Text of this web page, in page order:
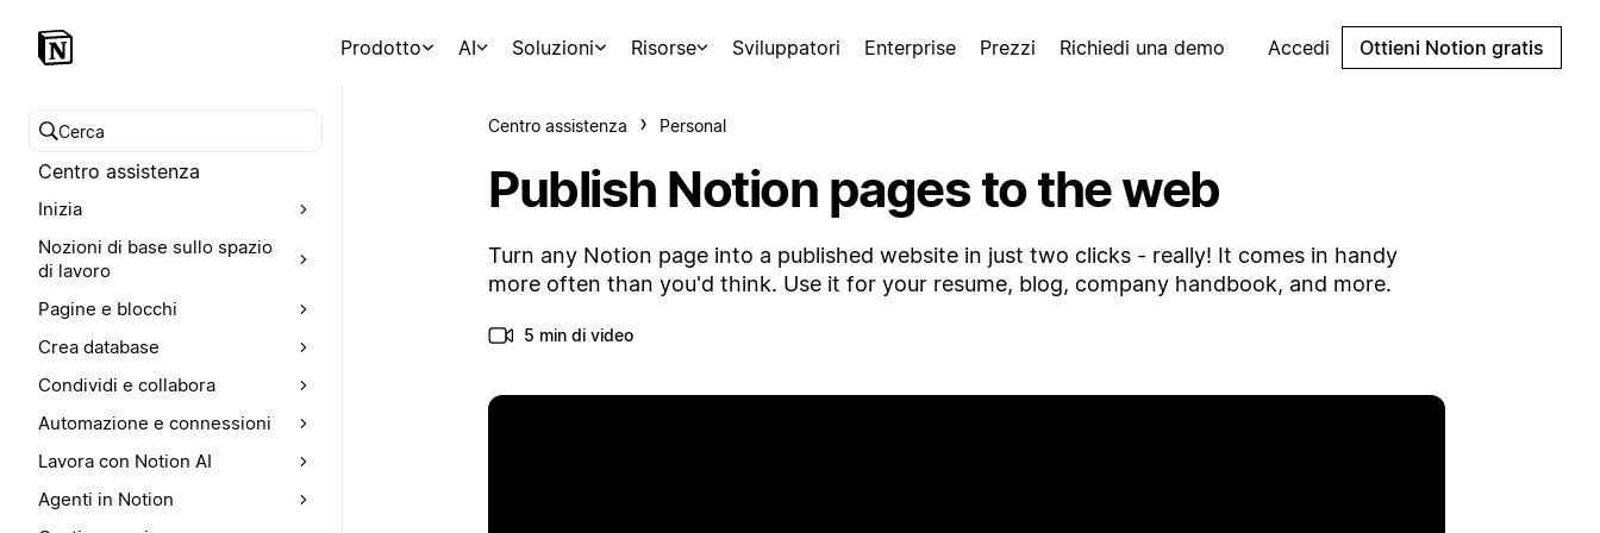
Prodotto AI Soluzioni Risorse Sviluppatori Enterprise Prezzi Richiedi una demo Accedi Ottieni Notion gratis
Cerca nel Centro assistenza
Centro assistenza
Inizia
Nozioni di base sullo spazio
di lavoro
Pagine e blocchi
Crea database
Condividi e collabora
Automazione e connessioni
Lavora con Notion AI
Agenti in Notion
Centro assistenza Personal
Publish Notion pages to the web
Turn any Notion page into a published website in just two clicks - really! It comes in handy
more often than you'd think. Use it for your resume, blog, company handbook, and more.
5 min di video